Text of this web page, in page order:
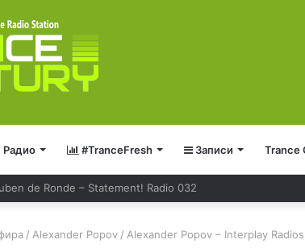
Радио #TranceFresh Записи Trance
de Ronde – Statement! Radio 032
/ Alexander Popov / Alexander Popov – Interplay